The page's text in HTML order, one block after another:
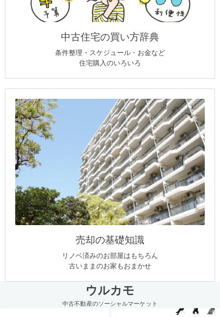
中古住宅の買い方辞典
条件整理・スケジュール・お金など
住宅購入のいろいろ
売却の基礎知識
リノベ済みのお部屋はもちろん
古いままのお家もおまかせ
ウルカモ
中古不動産のソーシャルマーケット